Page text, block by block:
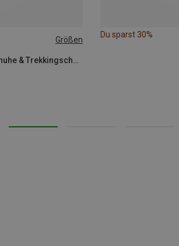
Größen
adidas Terrex | Wanderschuhe & Trekkingschuhe
Du sparst 30%